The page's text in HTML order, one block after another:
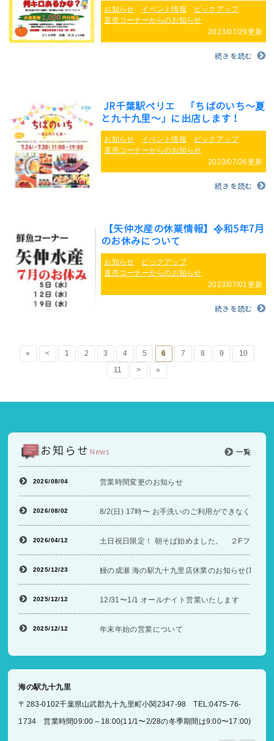
お知らせ イベント情報
ピックアップ
直売コーナーからのお知らせ
2023/07/29更新
続きを読む
JR千葉駅ペリエ 「ちばのいち～夏
と九十九里～」に出店します！
お知らせ イベント情報
ピックアップ
直売コーナーからのお知らせ
2023/07/26更新
続きを読む
【矢仲水産の休業情報】令和5年7月
のお休みについて
お知らせ
ピックアップ
直売コーナーからのお知らせ
2023/07/01更新
続きを読む
« < 1 2 3 4 5 6 7 8 9
10
11
> »
お知らせ News 一覧
2026/08/04 営業時間変更のお知らせ
2026/08/02 8/2(日) 17時〜 お手洗いのご利用ができなくなり
2026/04/12 土日祝日限定！ 朝そば始めました。 ２Fフード
2025/12/23 鰻の成瀬 海の駅九十九里店休業のお知らせ(12/26
2025/12/12 12/31〜1/1 オールナイト営業いたします
2025/12/12 年末年始の営業について
海の駅九十九里
〒283-0102千葉県山武郡九十九里町小関2347-98 TEL:0475-76-
1734 営業時間09:00～18:00(11/1〜2/28の冬季期間は9:00〜17:00)